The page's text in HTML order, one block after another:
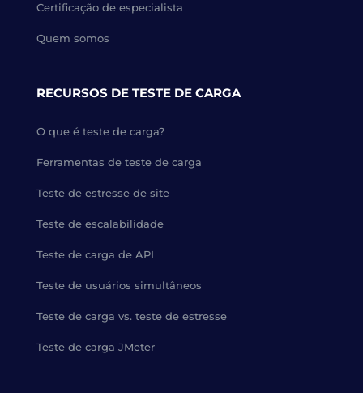
Certificação de especialista
Quem somos
RECURSOS DE TESTE DE CARGA
O que é teste de carga?
Ferramentas de teste de carga
Teste de estresse de site
Teste de escalabilidade
Teste de carga de API
Teste de usuários simultâneos
Teste de carga vs. teste de estresse
Teste de carga JMeter